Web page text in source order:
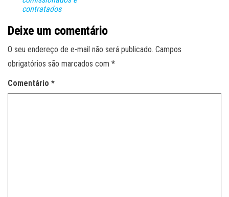
contratados
Deixe um comentário
O seu endereço de e-mail não será publicado. Campos
obrigatórios são marcados com *
Comentário *